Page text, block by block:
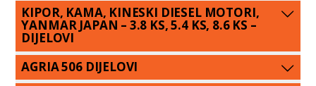
KIPOR, KAMA, KINESKI DIESEL MOTORI,
YANMAR JAPAN – 3.8 KS, 5.4 KS, 8.6 KS –
DIJELOVI
AGRIA 506 DIJELOVI